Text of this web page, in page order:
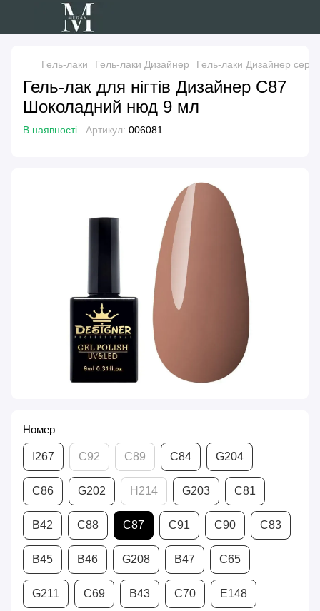
Гель-лаки Гель-лаки Дизайнер Гель-лаки Дизайнер
Гель-лак для нігтів Дизайнер C87
Шоколадний нюд 9 мл
В наявності Артикул: 006081
Номер
I267 С92 С89 С84 G204
С86 G202 H214 G203 С81
В42 С88 С87 С91 С90 С83
В45 В46 G208 В47 С65
G211 С69 В43 С70 Е148